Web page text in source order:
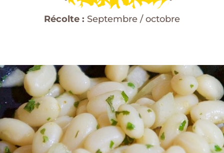
Récolte : Septembre / octobre